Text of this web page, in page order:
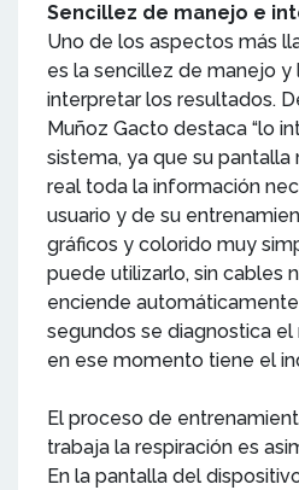
Sencillez de manejo e
Uno de los aspectos más
es la sencillez de manejo y
interpretar los resultados.
Muñoz Gacto destaca “lo
sistema, ya que su
real toda la información
usuario y de su
gráficos y colorido muy
puede utilizarlo, sin cables
enciende
segundos se diagnostica
en ese momento tiene el
El proceso de
trabaja la respiración es
En la pantalla del